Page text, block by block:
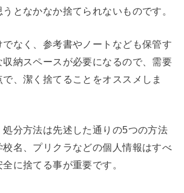
となかなか捨てられないものです。
なく、参考書やノートなども保管す
収納スペースが必要になるので、需要
、潔く捨てることをオススメしま
分方法は先述した通りの5つの方法
校名、プリクラなどの個人情報はすべ
に捨てる事が重要です。